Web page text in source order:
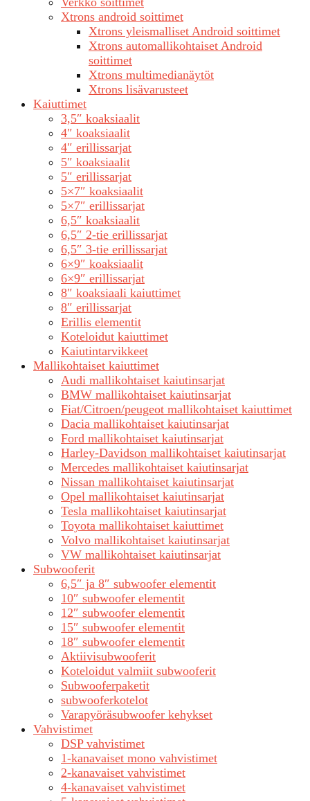
Xtrons android soittimet
Xtrons yleismalliset Android soittimet
Xtrons automallikohtaiset Android
soittimet
Xtrons multimedianäytöt
Xtrons lisävarusteet
Kaiuttimet
3,5″ koaksiaalit
4″ koaksiaalit
4″ erillissarjat
5″ koaksiaalit
5″ erillissarjat
5×7″ koaksiaalit
5×7″ erillissarjat
6,5″ koaksiaalit
6,5″ 2-tie erillissarjat
6,5″ 3-tie erillissarjat
6×9″ koaksiaalit
6×9″ erillissarjat
8″ koaksiaali kaiuttimet
8″ erillissarjat
Erillis elementit
Koteloidut kaiuttimet
Kaiutintarvikkeet
Mallikohtaiset kaiuttimet
Audi mallikohtaiset kaiutinsarjat
BMW mallikohtaiset kaiutinsarjat
Fiat/Citroen/peugeot mallikohtaiset kaiuttimet
Dacia mallikohtaiset kaiutinsarjat
Ford mallikohtaiset kaiutinsarjat
Harley-Davidson mallikohtaiset kaiutinsarjat
Mercedes mallikohtaiset kaiutinsarjat
Nissan mallikohtaiset kaiutinsarjat
Opel mallikohtaiset kaiutinsarjat
Tesla mallikohtaiset kaiutinsarjat
Toyota mallikohtaiset kaiuttimet
Volvo mallikohtaiset kaiutinsarjat
VW mallikohtaiset kaiutinsarjat
Subwooferit
6,5″ ja 8″ subwoofer elementit
10″ subwoofer elementit
12″ subwoofer elementit
15″ subwoofer elementit
18″ subwoofer elementit
Aktiivisubwooferit
Koteloidut valmiit subwooferit
Subwooferpaketit
subwooferkotelot
Varapyöräsubwoofer kehykset
Vahvistimet
DSP vahvistimet
1-kanavaiset mono vahvistimet
2-kanavaiset vahvistimet
4-kanavaiset vahvistimet